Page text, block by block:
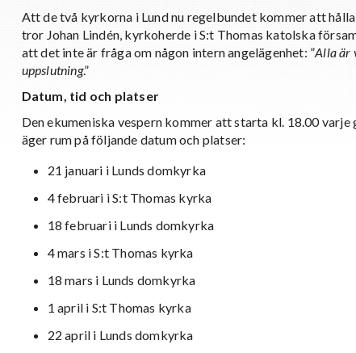
Att de två kyrkorna i Lund nu regelbundet kommer att
tror Johan Lindén, kyrkoherde i S:t Thomas katolska
att det inte är fråga om någon intern angelägenhet: ”Alla är
uppslutning.”
Datum, tid och platser
Den ekumeniska vespern kommer att starta kl. 18.00 varje
äger rum på följande datum och platser:
21 januari i Lunds domkyrka
4 februari i S:t Thomas kyrka
18 februari i Lunds domkyrka
4 mars i S:t Thomas kyrka
18 mars i Lunds domkyrka
1 april i S:t Thomas kyrka
22 april i Lunds domkyrka